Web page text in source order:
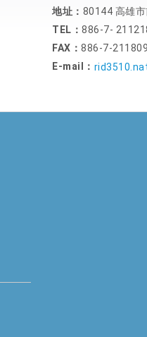
地址： 80144 高雄
TEL： 886-7-
FAX： 886-7-
E-mail：